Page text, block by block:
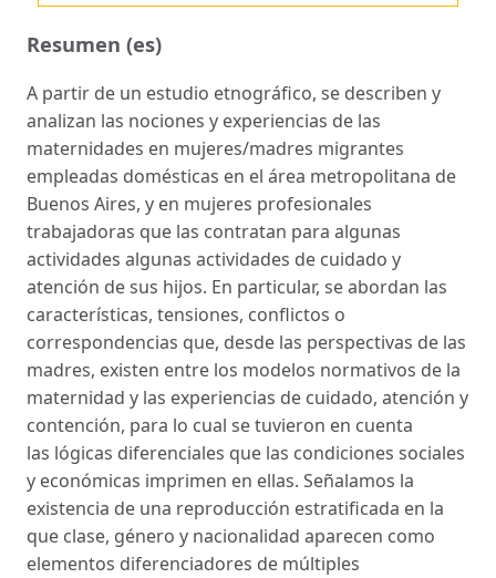
Resumen (es)
A partir de un estudio etnográfico, se describen y
analizan las nociones y experiencias de las
maternidades en mujeres/madres migrantes
empleadas domésticas en el área metropolitana de
Buenos Aires, y en mujeres profesionales
trabajadoras que las contratan para algunas
actividades algunas actividades de cuidado y
atención de sus hijos. En particular, se abordan las
características, tensiones, conflictos o
correspondencias que, desde las perspectivas de las
madres, existen entre los modelos normativos de la
maternidad y las experiencias de cuidado, atención y
contención, para lo cual se tuvieron en cuenta
las lógicas diferenciales que las condiciones sociales
y económicas imprimen en ellas. Señalamos la
existencia de una reproducción estratificada en la
que clase, género y nacionalidad aparecen como
elementos diferenciadores de múltiples